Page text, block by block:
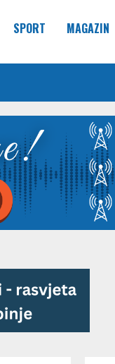
SPORT MAGAZIN